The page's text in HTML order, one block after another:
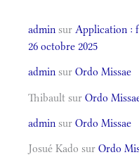
admin sur Application :
26 octobre 2025
admin sur Ordo Missae
Thibault sur Ordo
admin sur Ordo Missae
Josué Kado sur Ordo